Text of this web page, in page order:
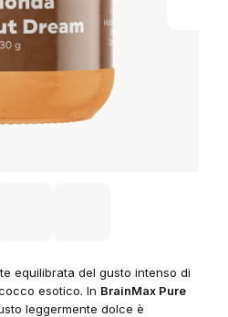
equilibrata del gusto intenso di
esotico. In BrainMax Pure
leggermente dolce è